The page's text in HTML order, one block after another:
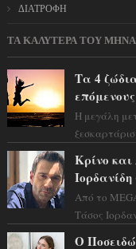
ΔΙΑΤΡΟΦΗ
ΤΑ ΚΑΛΥΤΕΡΑ ΤΟΥ ΜΗΝΑ
Τα 4
Η μεγάλη
Κρίνο
Από το
Τάσος
Ο